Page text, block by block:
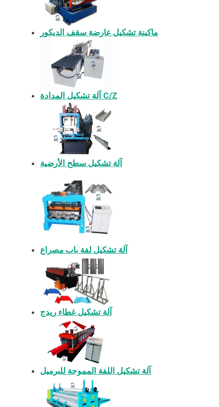
ماكينة تشكيل عارضة سقف الديكور
آلة تشكيل المدادة C/Z
آلة تشكيل سطح الأرضية
آلة تشكيل لفة باب مصراع
آلة تشكيل غطاء ريدج
آلة تشكيل اللفة المموجة للبرميل